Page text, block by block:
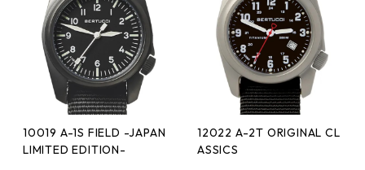
10019 A-1S FIELD -JAPAN
LIMITED EDITION-
12022 A-2T ORIGINAL CL
ASSICS